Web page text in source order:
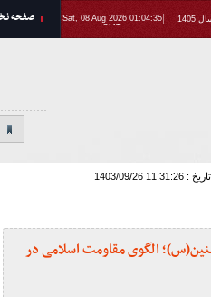
Sat, 08 Aug 2026 01:04:35
GMT
صفحه
تاریخ : 1403/09/26 11:31:26
الگوی مقاومت اسلامی در